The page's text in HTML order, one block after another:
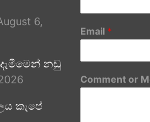
6,
නඩු
කැපේ
Email *
Comment or